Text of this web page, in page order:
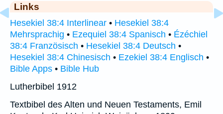
Links
Hesekiel 38:4 Interlinear • Hesekiel 38:4
Mehrsprachig • Ezequiel 38:4 Spanisch • Ézéchiel
38:4 Französisch • Hesekiel 38:4 Deutsch •
Hesekiel 38:4 Chinesisch • Ezekiel 38:4 Englisch •
Bible Apps • Bible Hub
Lutherbibel 1912
Textbibel des Alten und Neuen Testaments, Emil